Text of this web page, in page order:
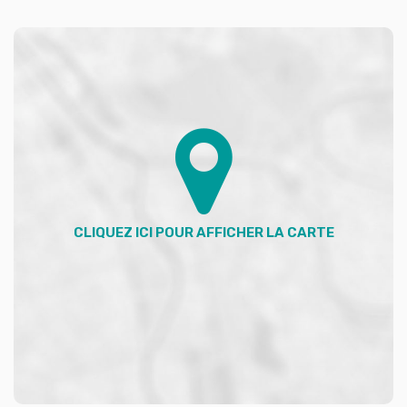
- Deux grands garages (19 m² et 22.5 m²),
stationnement + rangement